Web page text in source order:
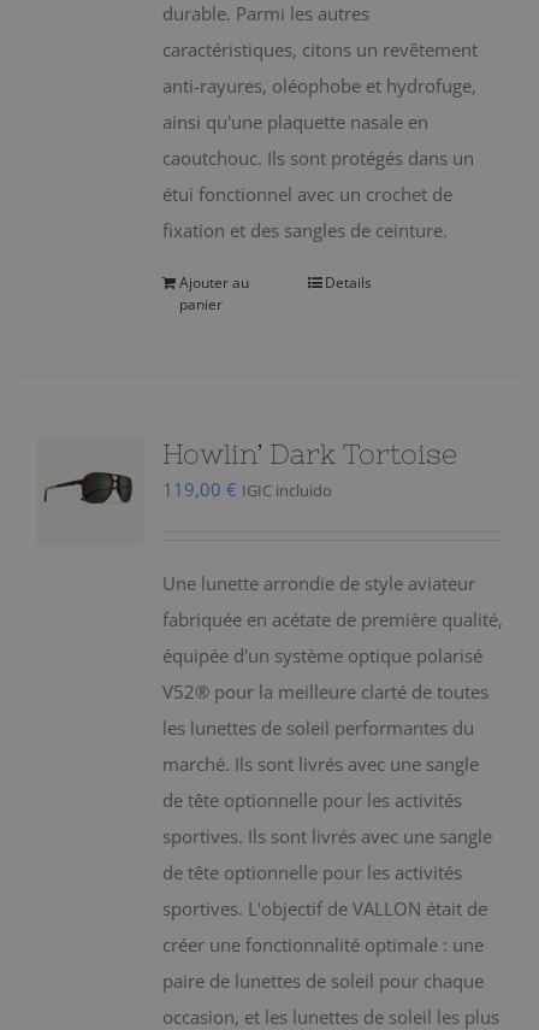
durable. Parmi les autres
caractéristiques, citons un revêtement
anti-rayures, oléophobe et hydrofuge,
ainsi qu'une plaquette nasale en
caoutchouc. Ils sont protégés dans un
étui fonctionnel avec un crochet de
fixation et des sangles de ceinture.
Ajouter au
panier
Details
Howlin’ Dark Tortoise
119,00 € IGIC incluido
Une lunette arrondie de style aviateur
fabriquée en acétate de première qualité,
équipée d'un système optique polarisé
V52® pour la meilleure clarté de toutes
les lunettes de soleil performantes du
marché. Ils sont livrés avec une sangle
de tête optionnelle pour les activités
sportives. Ils sont livrés avec une sangle
de tête optionnelle pour les activités
sportives. L'objectif de VALLON était de
créer une fonctionnalité optimale : une
paire de lunettes de soleil pour chaque
occasion, et les lunettes de soleil les plus